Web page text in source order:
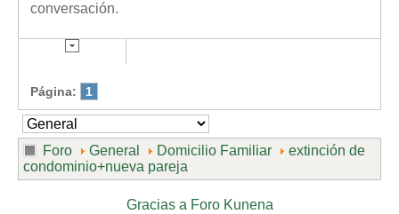
conversación.
Página: 1
Foro General Domicilio Familiar
extinción de
condominio+nueva pareja
Gracias a Foro Kunena